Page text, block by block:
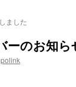
ました
のお知ら